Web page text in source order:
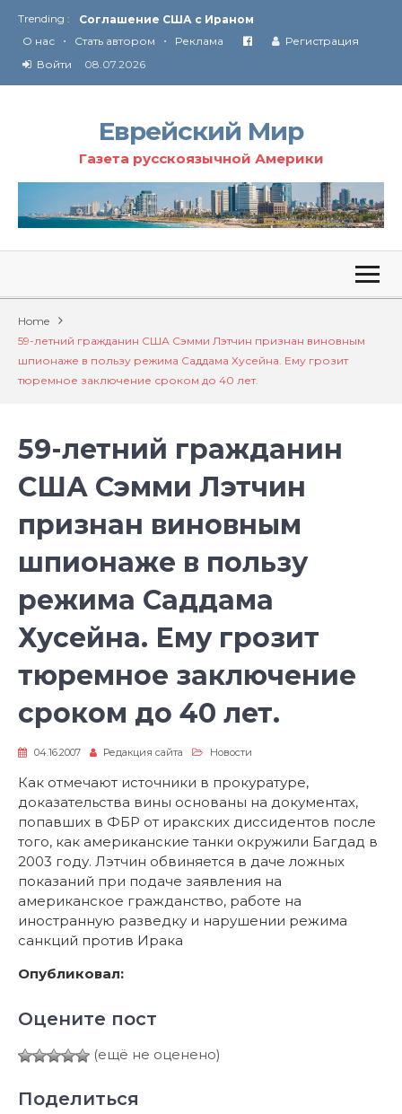
Trending :
Соглашение США с Ираном
Технология Революции в Иране
О нас • Стать автором • Реклама
Регистрация
Войти
08.07.2026
Еврейский Мир
Газета русскоязычной Америки
Home
59-летний гражданин США Сэмми Лэтчин признан виновным
шпионаже в пользу режима Саддама Хусейна. Ему грозит
тюремное заключение сроком до 40 лет.
59-летний гражданин
США Сэмми Лэтчин
признан виновным
шпионаже в пользу
режима Саддама
Хусейна. Ему грозит
тюремное заключение
сроком до 40 лет.
04.16.2007 Редакция сайта Новости
Как отмечают источники в прокуратуре,
доказательства вины основаны на документах,
попавших в ФБР от иракских диссидентов после
того, как американские танки окружили Багдад в
2003 году. Лэтчин обвиняется в даче ложных
показаний при подаче заявления на
американское гражданство, работе на
иностранную разведку и нарушении режима
санкций против Ирака
Опубликовал:
Оцените пост
(ещё не оценено)
Поделиться